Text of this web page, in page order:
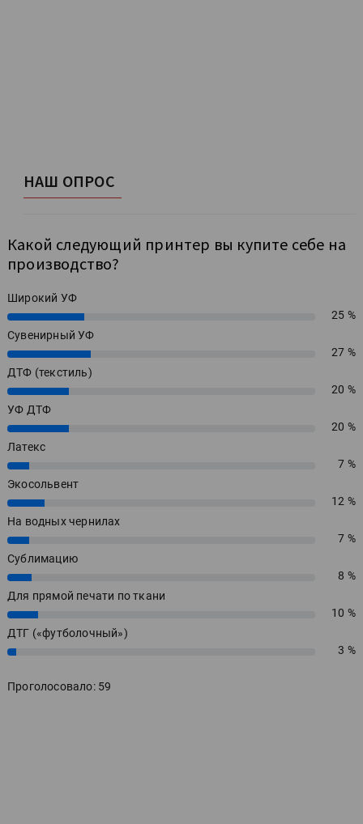
НАШ ОПРОС
Какой следующий принтер вы купите себе на
производство?
Широкий УФ
25%
25 %
Сувенирный УФ
27%
27 %
ДТФ (текстиль)
20%
20 %
УФ ДТФ
20%
20 %
Латекс
7%
7 %
Экосольвент
12%
12 %
На водных чернилах
7%
7 %
Сублимацию
8%
8 %
Для прямой печати по ткани
10%
10 %
ДТГ («футболочный»)
3% 3 %
Проголосовало: 59